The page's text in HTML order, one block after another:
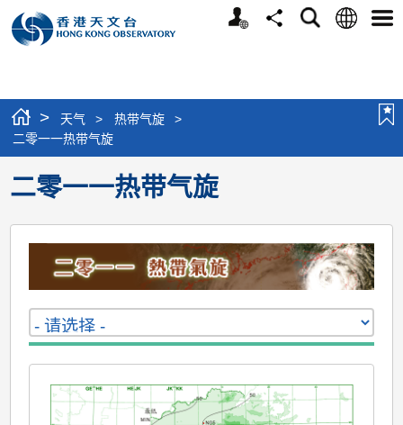
个
分
搜
语
选
> 天气 > 热带气旋
>
二零一一热带气旋
二零一一热带气旋